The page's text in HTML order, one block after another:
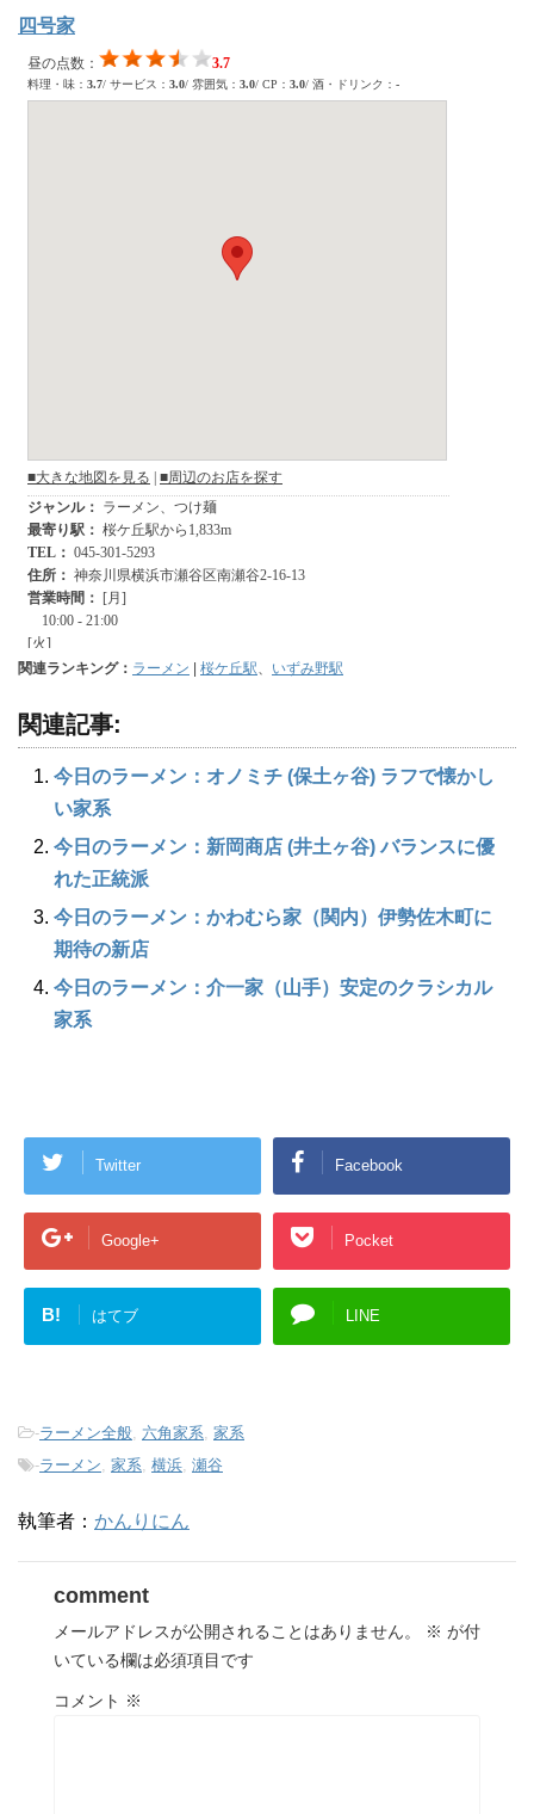
四号家
関連ランキング： ラーメン | 桜ケ丘駅、 いずみ野駅
関連記事:
今日のラーメン：オノミチ (保土ヶ谷) ラフで懐かし
い家系
今日のラーメン：新岡商店 (井土ヶ谷) バランスに優
れた正統派
今日のラーメン：かわむら家（関内）伊勢佐木町に
期待の新店
今日のラーメン：介一家（山手）安定のクラシカル
家系
Twitter Facebook
Google+ Pocket
B! はてブ LINE
-ラーメン全般 六角家系 家系
-ラーメン 家系 横浜 瀬谷
執筆者： かんりにん
comment
メールアドレスが公開されることはありません。 ※ が付
いている欄は必須項目です
コメント ※